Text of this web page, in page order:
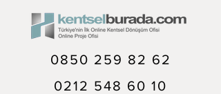
0850 259 82 62
0212 548 60 10